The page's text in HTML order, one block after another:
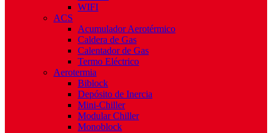
WIFI
ACS
Acumulador Aerotérmico
Caldera de Gas
Calentador de Gas
Termo Eléctrico
Aerotermia
Biblock
Depósito de Inercia
Mini-Chiller
Modular Chiller
Monoblock